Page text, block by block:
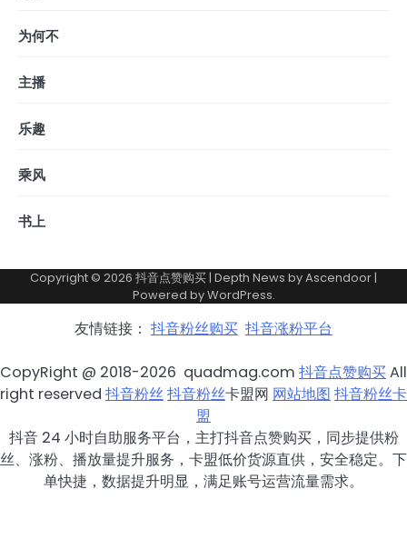
为何不
主播
乐趣
乘风
书上
Copyright © 2026 抖音点赞购买| Depth News byAscendoor|
Powered byWordPress.
友情链接： 抖音粉丝购买 抖音涨粉平台
CopyRight @ 2018-2026 quadmag.com 抖音点赞购买All
right reserved 抖音粉丝抖音粉丝卡盟网 网站地图 抖音粉丝卡
盟
抖音 24 小时自助服务平台，主打抖音点赞购买，同步提供粉
丝、涨粉、播放量提升服务，卡盟低价货源直供，安全稳定。下
单快捷，数据提升明显，满足账号运营流量需求。